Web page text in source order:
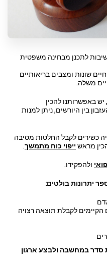
לתכנן מבחינה משפטית
שונות ומצבים בריאותיים
משלה.
באפשרותנו להכין
בין היורשים, ניתן למנות
כשירים לקבל החלטות מסיבה
מראש ייפוי כוח מתמשך.
ולהפקידו.
יתרונות בולטים:
הקיימים לקבלת תוצאה רצויה
סדר במחשבה ולבצע ארגון